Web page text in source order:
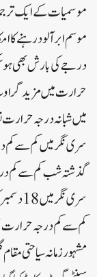
موسم ابر آلود رہنے
درجے کی بارش بھی
حرارت میں مزید
میں شبانہ درجہ
سری